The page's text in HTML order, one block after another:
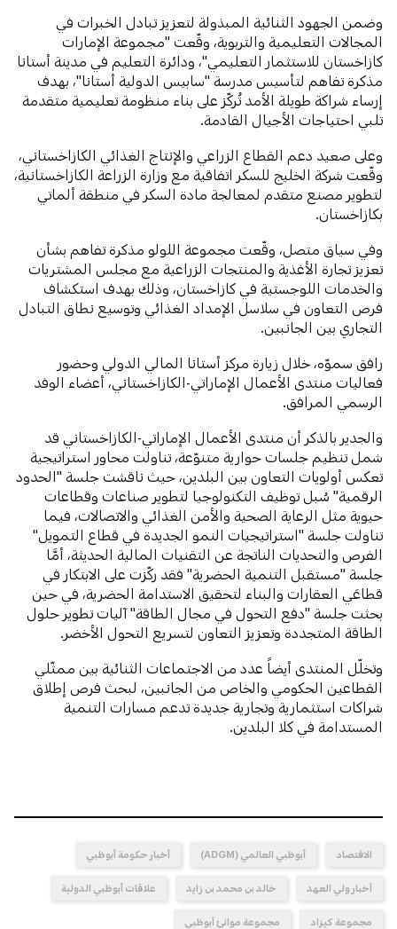
وضمن الجهود الثنائية المبذولة لتعزيز تبادل الخبرات في
المجالات التعليمية والتربوية، وقّعت "مجموعة الإمارات
كازاخستان للاستثمار التعليمي"، ودائرة التعليم في مدينة أستانا
مذكرة تفاهم لتأسيس مدرسة "سابيس الدولية أستانا"، بهدف
إرساء شراكة طويلة الأمد تُركّز على بناء منظومة تعليمية متقدمة
تلبي احتياجات الأجيال القادمة.
وعلى صعيد دعم القطاع الزراعي والإنتاج الغذائي الكازاخستاني،
وقّعت شركة الخليج للسكر اتفاقية مع وزارة الزراعة الكازاخستانية،
لتطوير مصنع متقدم لمعالجة مادة السكر في منطقة ألماتي
بكازاخستان.
وفي سياق متصل، وقّعت مجموعة اللولو مذكرة تفاهم بشأن
تعزيز تجارة الأغذية والمنتجات الزراعية مع مجلس المشتريات
والخدمات اللوجستية في كازاخستان، وذلك بهدف استكشاف
فرص التعاون في سلاسل الإمداد الغذائي وتوسيع نطاق التبادل
التجاري بين الجانبين.
رافق سموّه، خلال زيارة مركز أستانا المالي الدولي وحضور
فعاليات منتدى الأعمال الإماراتي-الكازاخستاني، أعضاء الوفد
الرسمي المرافق.
والجدير بالذكر أن منتدى الأعمال الإماراتي-الكازاخستاني قد
شمل تنظيم جلسات حوارية متنوّعة، تناولت محاور استراتيجية
تعكس أولويات التعاون بين البلدين، حيث ناقشت جلسة "الحدود
الرقمية" سُبل توظيف التكنولوجيا لتطوير صناعات وقطاعات
حيوية مثل الرعاية الصحية والأمن الغذائي والاتصالات، فيما
تناولت جلسة "استراتيجيات النمو الجديدة في قطاع التمويل"
الفرص والتحديات الناتجة عن التقنيات المالية الحديثة، أمَّا
جلسة "مستقبل التنمية الحضرية" فقد ركّزت على الابتكار في
قطاعَي العقارات والبناء لتحقيق الاستدامة الحضرية، في حين
بحثت جلسة "دفع التحول في مجال الطاقة" آليات تطوير حلول
الطاقة المتجددة وتعزيز التعاون لتسريع التحول الأخضر.
وتخلّل المنتدى أيضاً عدد من الاجتماعات الثنائية بين ممثّلي
القطاعين الحكومي والخاص من الجانبين، لبحث فرص إطلاق
شراكات استثمارية وتجارية جديدة تدعم مسارات التنمية
المستدامة في كلا البلدين.
الاقتصاد أبوظبي العالمي (ADGM) أخبار حكومة أبوظبي
أخبار ولي العهد خالد بن محمد بن زايد علاقات أبوظبي الدولية
مجموعة كيزاد مجموعة موانئ أبوظبي